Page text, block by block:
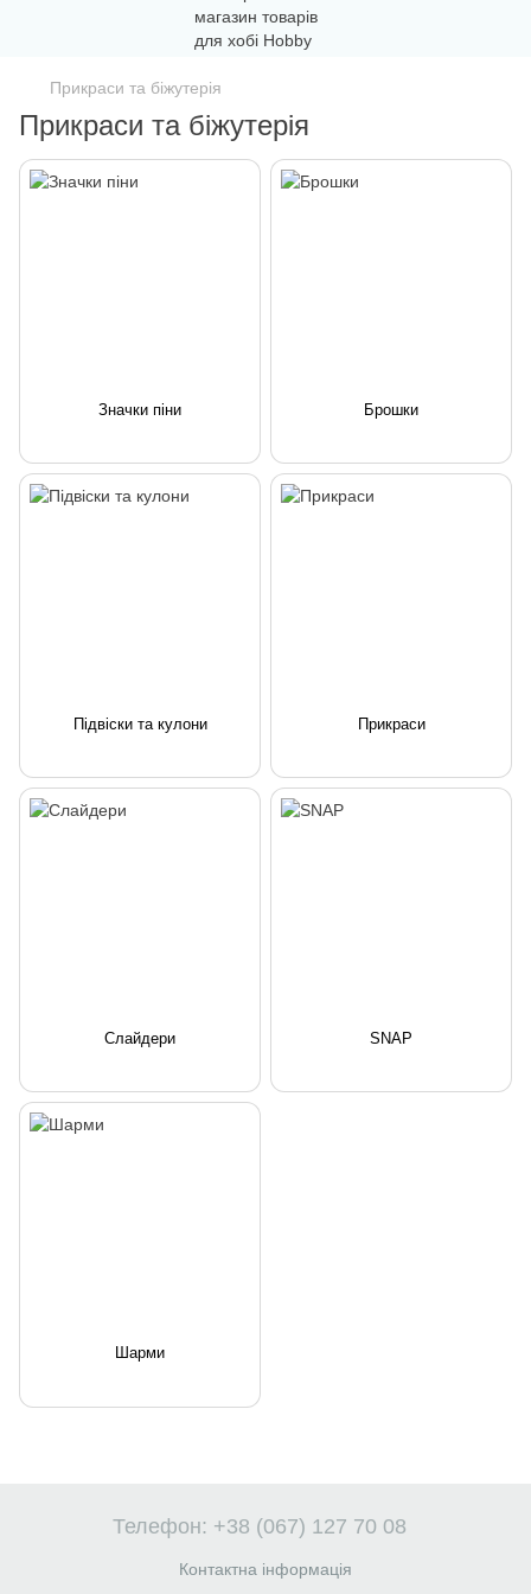
Прикраси та біжутерія
Прикраси та біжутерія
Значки піни Брошки
Підвіски та кулони Прикраси
Слайдери SNAP
Шарми
Телефон: +38 (067) 127 70 08
Контактна інформація